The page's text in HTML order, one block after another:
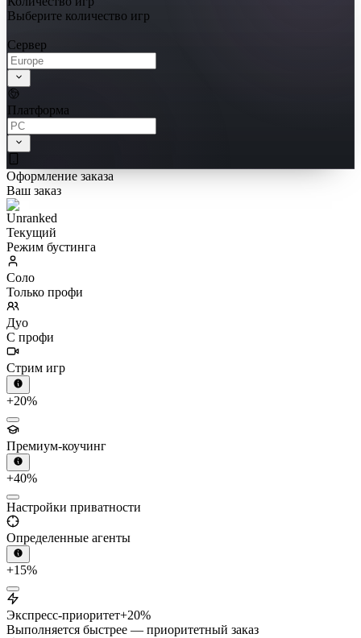
Выберите количество игр
Сервер
Платформа
Оформление заказа
Ваш заказ
Текущий
Режим бустинга
Соло
Только профи
Дуо
С профи
Стрим игр
+20%
Премиум-коучинг
+40%
Настройки приватности
Определенные агенты
+15%
Экспресс-приоритет+20%
Выполняется быстрее — приоритетный заказ